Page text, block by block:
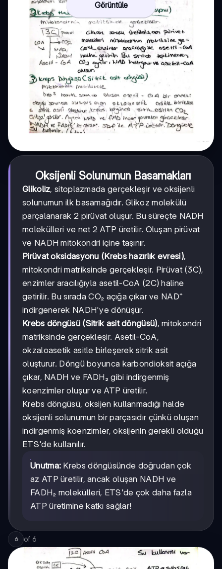
Görüntüle
Oksijenli Solunumun Basamakları
Glikoliz, sitoplazmada gerçekleşir ve oksijenli
solunumun ilk basamağıdır. Glikoz molekülü
parçalanarak 2 pirüvat oluşur. Bu süreçte NADH
molekülleri ve net 2 ATP üretilir. Oluşan pirüvat
ve NADH mitokondri içine taşınır.
Pirüvat oksidasyonu (Krebs hazırlık evresi),
mitokondri matriksinde gerçekleşir. Pirüvat (3C),
enzimler aracılığıyla asetil-CoA (2C) haline
getirilir. Bu sırada CO₂ açığa çıkar ve NAD⁺
indirgenerek NADH'ye dönüşür.
Krebs döngüsü (Sitrik asit döngüsü), mitokondri
matriksinde gerçekleşir. Asetil-CoA,
okzaloasetik asitle birleşerek sitrik asit
oluşturur. Döngü boyunca karbondioksit açığa
çıkar, NADH ve FADH₂ gibi indirgenmiş
koenzimler oluşur ve ATP üretilir.
Krebs döngüsü, oksijen kullanmadığı halde
oksijenli solunumun bir parçasıdır çünkü oluşan
indirgenmiş koenzimler, oksijenin gerekli olduğu
ETS'de kullanılır.
Unutma: Krebs döngüsünde doğrudan çok
az ATP üretilir, ancak oluşan NADH ve
FADH₂ molekülleri, ETS'de çok daha fazla
ATP üretimine katkı sağlar!
6 of 6